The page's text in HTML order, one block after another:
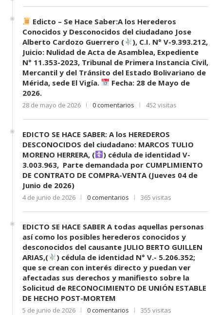
Edicto – Se Hace Saber:A los Herederos
Conocidos y Desconocidos del ciudadano Jose
Alberto Cardozo Guerrero (
), C.I. N° V-9.393.212,
Juicio: Nulidad de Acta de Asamblea, Expediente
N° 11.353-2023, Tribunal de Primera Instancia Civil,
Mercantil y del Tránsito del Estado Bolivariano de
Mérida, sede El Vigía.
Fecha: 28 de Mayo de
2026.
28 de mayo de 2026 0 comentarios 452 visitas
EDICTO SE HACE SABER: A los HEREDEROS
DESCONOCIDOS del ciudadano: MARCOS TULIO
MORENO HERRERA, (
) cédula de identidad V-
3.003.963, Parte demandada por CUMPLIMIENTO
DE CONTRATO DE COMPRA-VENTA (Jueves 04 de
Junio de 2026)
4 de junio de 2026 0 comentarios 365 visitas
EDICTO SE HACE SABER A todas aquellas personas
así como los posibles herederos conocidos y
desconocidos del causante JULIO BERTO GUILLEN
ARIAS,(
) cédula de identidad N° V.- 5.206.352;
que se crean con interés directo y puedan ver
afectadas sus derechos y manifiesto sobre la
Solicitud de RECONOCIMIENTO DE UNIÓN ESTABLE
DE HECHO POST-MORTEM
5 de junio de 2026 0 comentarios 355 visitas